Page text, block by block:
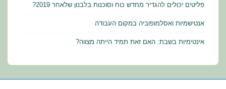
פליטים יכולים להגדיר מחדש כוח וסוכנות בלבנון שלאחר 2019?
אנטישמיות ואסלמופוביה במקום העבודה
אינטימיות בשבת: האם זאת תמיד הייתה מצווה?